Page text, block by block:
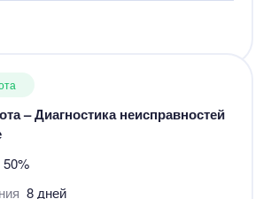
– Диагностика неисправностей
50%
8 дней